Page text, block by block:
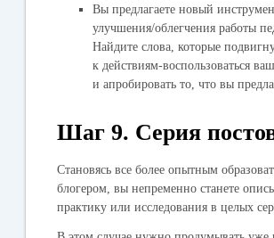
Вы предлагаете новый
улучшения/облегчения работы
Найдите слова, которые
к действиям-воспользоваться
и апробировать то, что вы
Шаг 9. Серия
Становясь все более опытным
блогером, вы непременно станете
практику или исследования в целых